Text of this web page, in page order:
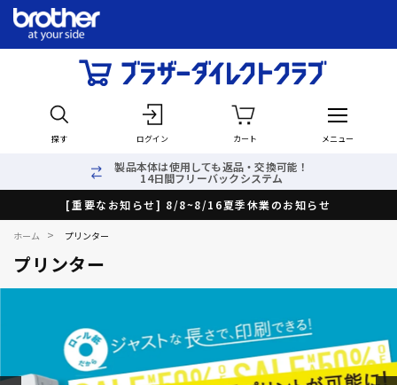
探す ログイン カート メニュー
製品本体は使用しても返品・交換可能！
14日間フリーバックシステム
[重要なお知らせ] 8/8~8/16夏季休業のお知らせ
ホーム > プリンター
プリンター